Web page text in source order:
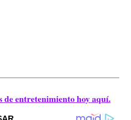
de entretenimiento hoy aquí.